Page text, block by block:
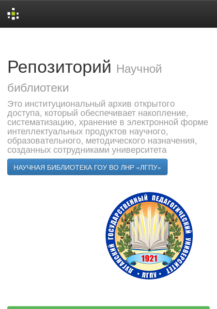
Репозиторий Научной
библиотеки
Это институциональный архив открытого
доступа, который обеспечивает накопление,
систематизацию, хранение в электронной форме
интеллектуальных продуктов научного,
образовательного, методического назначения,
созданных сотрудниками университета
НАУЧНАЯ БИБЛИОТЕКА ГОУ ВО ЛНР «ЛГПУ»